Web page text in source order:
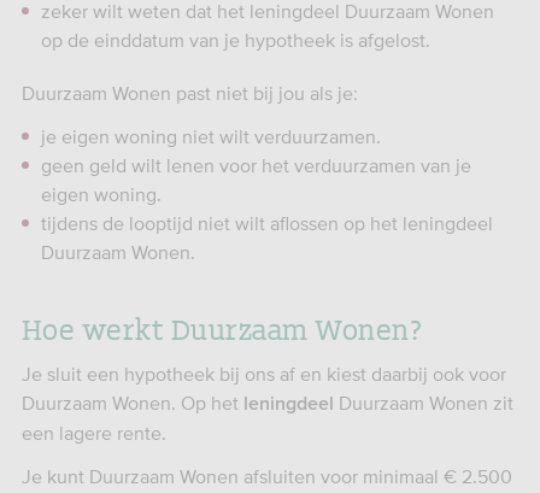
zeker wilt weten dat het leningdeel Duurzaam Wonen
op de einddatum van je hypotheek is afgelost.
Duurzaam Wonen past niet bij jou als je:
je eigen woning niet wilt verduurzamen.
geen geld wilt lenen voor het verduurzamen van je
eigen woning.
tijdens de looptijd niet wilt aflossen op het leningdeel
Duurzaam Wonen.
Hoe werkt Duurzaam Wonen?
Je sluit een hypotheek bij ons af en kiest daarbij ook voor
Duurzaam Wonen. Op het
leningdeel Duurzaam Wonen zit
een lagere rente.
Je kunt Duurzaam Wonen afsluiten voor minimaal € 2.500